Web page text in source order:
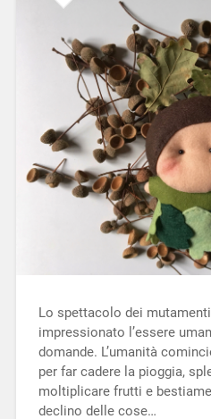
Lo spettacolo dei
impressionato l’essere
domande. L’umanità
per far cadere la pioggia,
moltiplicare frutti e
declino delle cose…